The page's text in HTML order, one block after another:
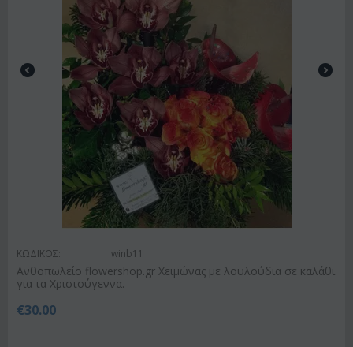
ΚΩΔΙΚΟΣ: winb11
Ανθοπωλείο flowershop.gr Χειμώνας με λουλούδια σε καλάθι
για τα Χριστούγεννα.
€30.00